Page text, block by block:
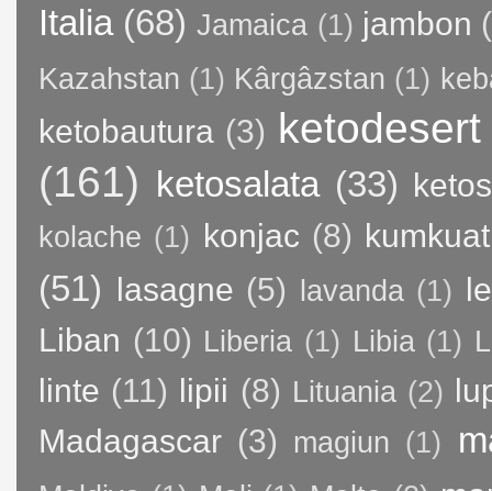
Italia (68) Jamaica (1) jambon
Kazahstan (1) Kârgâzstan (1)
ketobautura (3) ketodesert
(161) ketosalata (33)
kolache (1) konjac (8) kumkuat
(51) lasagne (5) lavanda (1)
Liban (10) Liberia (1) Libia (1)
linte (11) lipii (8) Lituania (2)
Madagascar (3) magiun (1)